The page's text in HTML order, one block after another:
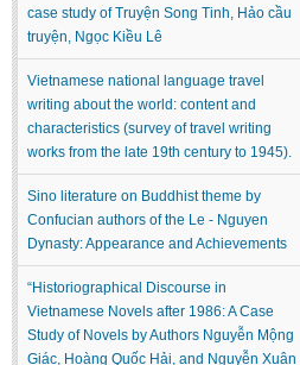
case study of Truyện Song Tinh, Hảo cầu
truyện, Ngọc Kiều Lê
Vietnamese national language travel
writing about the world: content and
characteristics (survey of travel writing
works from the late 19th century to 1945).
Sino literature on Buddhist theme by
Confucian authors of the Le - Nguyen
Dynasty: Appearance and Achievements
“Historiographical Discourse in
Vietnamese Novels after 1986: A Case
Study of Novels by Authors Nguyễn Mộng
Giác, Hoàng Quốc Hải, and Nguyễn Xuân